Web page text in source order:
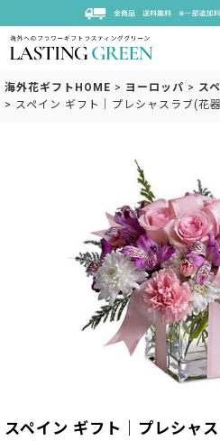
海外花ギフトHOME > ヨーロッパ > ス
> スペイン ギフト｜プレシャスラブ(花
スペイン ギフト｜プレシャ